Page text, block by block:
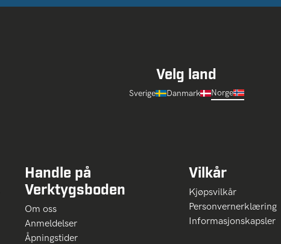
Velg land
Sverige Danmark Norge
Handle på
Verktygsboden
Om oss
Anmeldelser
Åpningstider
Vilkår
Kjøpsvilkår
Personvernerklæring
Informasjonskapsler